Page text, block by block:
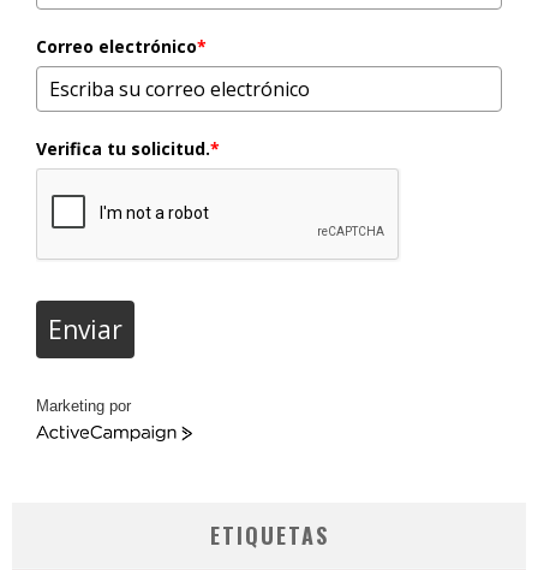
Correo electrónico*
Verifica tu solicitud.*
Enviar
Marketing por
ActiveCampaign
ETIQUETAS